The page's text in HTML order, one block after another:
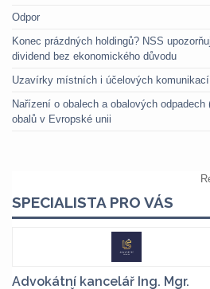
Odpor
Konec prázdných holdingů? NSS
dividend bez ekonomického důvodu
Uzavírky místních i účelových
Nařízení o obalech a obalových odpadech
obalů v Evropské unii